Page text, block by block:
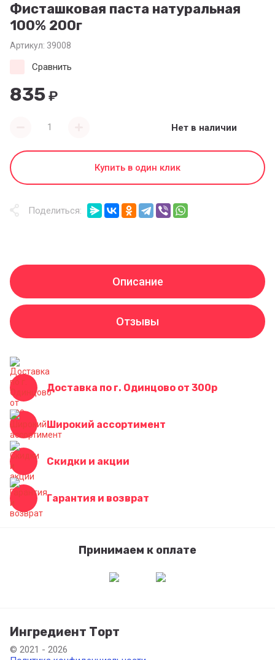
Фисташковая паста натуральная
100% 200г
Артикул: 39008
835₽
Сравнить
Нет в наличии
Купить в один клик
Поделиться:
Описание
Отзывы
Доставка по г. Одинцово от 300р
Широкий ассортимент
Скидки и акции
Гарантия и возврат
Принимаем к оплате
Ингредиент Торт
© 2021 - 2026